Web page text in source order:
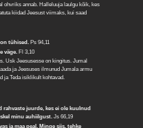
ohvriks annab. Halleluuja laulgu kõik, kes
kiidad Jeesust viimaks, kui saad
on tühised. Ps 94,11
väge. Fl 3,10
Usk Jeesusesse on kingitus. Jumal
ja Jeesuses ilmunud Jumala armu
ja Teda isiklikult kohtavad.
rahvaste juurde, kes ei ole kuulnud
minu auhiilgust.Js 66,19
ja maa peal. Minge siis, tehke